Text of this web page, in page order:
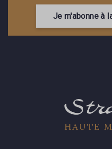
Je m'abonne à
HAUTE